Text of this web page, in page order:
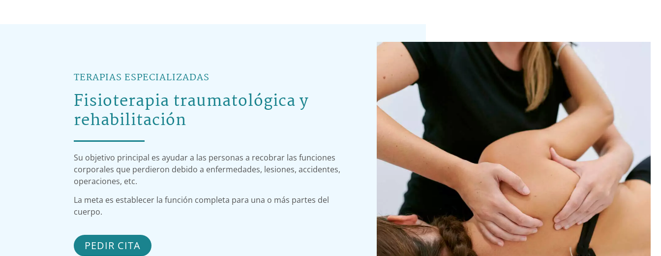
TERAPIAS ESPECIALIZADAS
Fisioterapia traumatológica y
rehabilitación
Su objetivo principal es ayudar a las personas a recobrar las funciones
corporales que perdieron debido a enfermedades, lesiones, accidentes,
operaciones, etc.
La meta es establecer la función completa para una o más partes del
cuerpo.
PEDIR CITA